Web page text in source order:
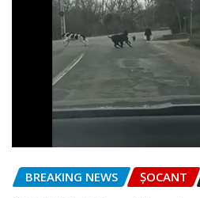
BREAKING NEWS ȘOCANT